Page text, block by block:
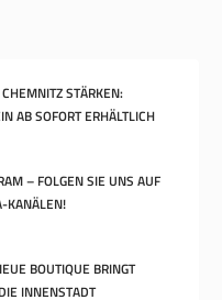
STÄRKEN:
AB SOFORT ERHÄLTLICH
– FOLGEN SIE UNS AUF
KANÄLEN!
BOUTIQUE BRINGT
INNENSTADT